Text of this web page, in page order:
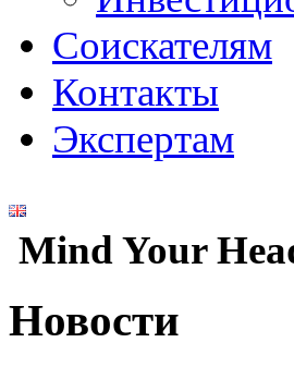
Соискателям
Контакты
Экспертам
Mind Your
Новости